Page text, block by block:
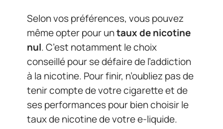
Selon vos préférences, vous pouvez
même opter pour untaux de nicotine
nul. C’est notamment le choix
conseillé pour se défaire de l’addiction
à la nicotine. Pour finir, n’oubliez pas de
tenir compte de votre cigarette et de
ses performances pour bien choisir le
taux de nicotine de votre e-liquide.